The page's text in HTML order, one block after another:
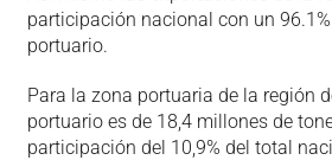
participación nacional con un
portuario.
Para la zona portuaria de la región
portuario es de 18,4 millones de
participación del 10,9% del total